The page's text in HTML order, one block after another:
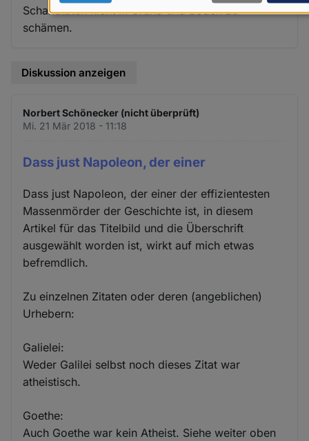
Schandtaten nicht in Grund und Boden zu
schämen.
Diskussion anzeigen
Norbert Schönecker (nicht überprüft)
Mi. 21 Mär 2018 - 11:18
Dass just Napoleon, der einer
Dass just Napoleon, der einer der effizientesten
Massenmörder der Geschichte ist, in diesem
Artikel für das Titelbild und die Überschrift
ausgewählt worden ist, wirkt auf mich etwas
befremdlich.
Zu einzelnen Zitaten oder deren (angeblichen)
Urhebern:
Galielei:
Weder Galilei selbst noch dieses Zitat war
atheistisch.
Goethe:
Auch Goethe war kein Atheist. Siehe weiter oben
Daten
und